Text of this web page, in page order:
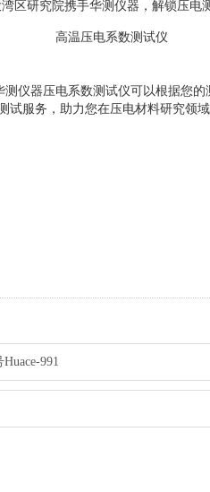
高温压电系数测试仪
测仪器压电系数测试仪可以根据您的
服务，助力您在压电材料研究领域
991